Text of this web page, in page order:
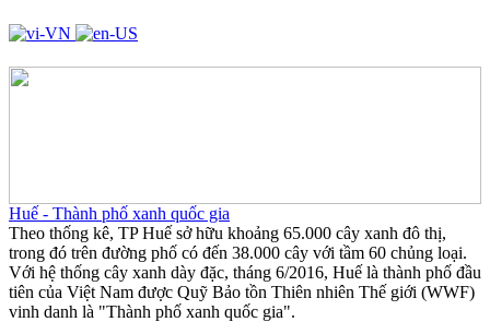
Huế - Thành phố xanh quốc gia
Theo thống kê, TP Huế sở hữu khoảng 65.000 cây xanh đô thị,
trong đó trên đường phố có đến 38.000 cây với tầm 60 chủng loại.
Với hệ thống cây xanh dày đặc, tháng 6/2016, Huế là thành phố đầu
tiên của Việt Nam được Quỹ Bảo tồn Thiên nhiên Thế giới (WWF)
vinh danh là "Thành phố xanh quốc gia".